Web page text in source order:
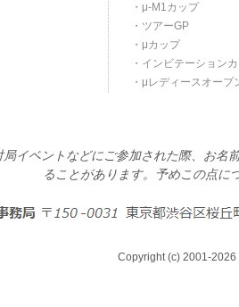
μ-M1カップ
ツアーGP
μカップ
インビテーション
μレディースオープ
イベントなどにご参加された際、お名
ることがあります。予めこの点に
Copyright (c) 2001-